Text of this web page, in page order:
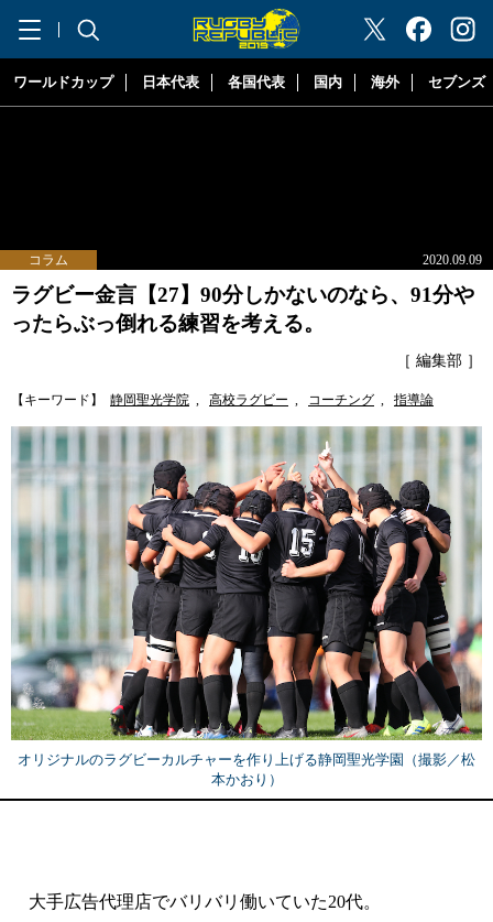
"ラグビーリパブリック"
ワールドカップ 日本代表 各国代表 国内 海外 セブンズ
コラム 2020.09.09
ラグビー金言【27】90分しかないのなら、91分や
ったらぶっ倒れる練習を考える。
［ 編集部 ］
【キーワード】 静岡聖光学院 , 高校ラグビー , コーチング , 指導論
オリジナルのラグビーカルチャーを作り上げる静岡聖光学園（撮影／松
本かおり）
大手広告代理店でバリバリ働いていた20代。